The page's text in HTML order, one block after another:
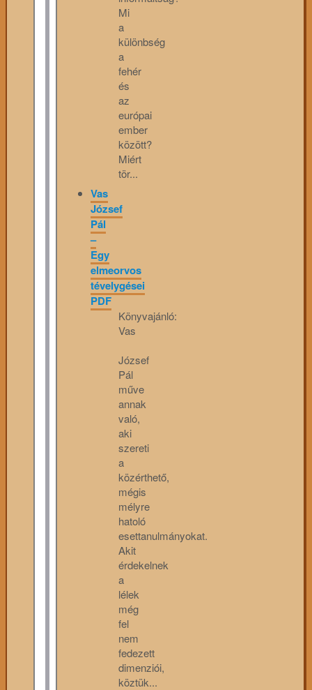
Mi
a
különbség
a
fehér
és
az
európai
ember
között?
Miért
tör...
Vas
József
Pál
–
Egy
elmeorvos
tévelygései
PDF
Könyvajánló:
Vas
József
Pál
műve
annak
való,
aki
szereti
a
közérthető,
mégis
mélyre
hatoló
esettanulmányokat.
Akit
érdekelnek
a
lélek
még
fel
nem
fedezett
dimenziói,
köztük...